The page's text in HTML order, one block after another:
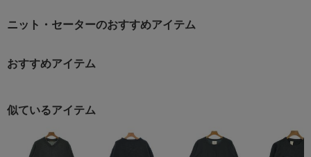
ニット・セーターのおすすめアイテム
おすすめアイテム